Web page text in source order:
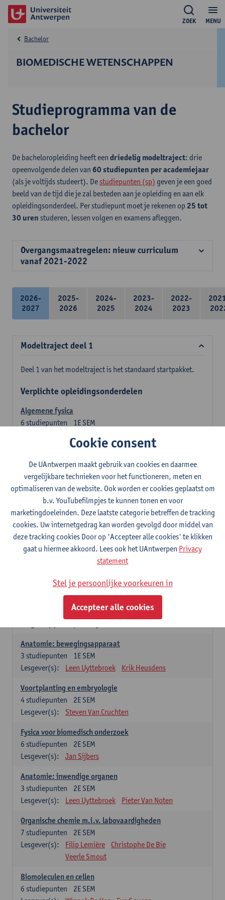
MENU
ZOEK
BIOMEDISCHE WETENSCHAPPEN
Bachelor
Studieprogramma van de
bachelor
De bacheloropleiding heeft een driedelig modeltraject: drie
opeenvolgende delen van 60 studiepunten per academiejaar
(als je voltijds studeert). De studiepunten (sp) geven je een goed
beeld van de tijd die je zal besteden aan je opleiding en aan elk
opleidingsonderdeel. Per studiepunt moet je rekenen op 25 tot
30 uren studeren, lessen volgen en examens afleggen.
Overgangsmaatregelen: nieuw curriculum
vanaf 2021-2022
2026-
2027
2025-
2026
2024-
2025
2023-
2024
2022-
2023
Modeltraject deel 1
Deel 1 van het modeltraject is het standaard startpakket.
Verplichte opleidingsonderdelen
Algemene fysica
1E SEM
6 studiepunten
1E SEM
studiepunten
Lesgever(s):
Jan Sijbers
Algemene chemie m.i.v. labovaardigheden
1E SEM
7studiepunten
Lesgever(s):
Frank Blockhuys Christophe De Bie
Studium generale in de biomedische wetenschappen deel
1: onderzoek in de levenswetenschappen
Lesgever(s):
Anja Verhulst Sebastiaan De Schepper
1E SEM
Anatomie: bewegingsapparaat
1E SEM
3 studiepunten
Lesgever(s):
Leen Uyttebroek Krik Heusdens
Voortplanting en embryologie
2E SEM
4studiepunten
Lesgever(s):
Steven Van Cruchten
Fysica voor biomedisch onderzoek
2E SEM
6 studiepunten
Lesgever(s):
Jan Sijbers
Anatomie: inwendige organen
2E SEM
3 studiepunten
Lesgever(s):
Leen Uyttebroek Pieter Van Noten
Organische chemie m.i.v. labovaardigheden
2E SEM
7 studiepunten
Lesgever(s):
Filip Lemière
Christophe De Bie
Veerle Smout
Biomoleculen en cellen
2E SEM
6 studiepunten
Cookie consent
De UAntwerpen maakt gebruik van cookies en daarmee
vergelijkbare technieken voor het functioneren, meten en
optimaliseren van de website. Ook worden er cookies geplaatst om
b.v. YouTubefilmpjes te kunnen tonen en voor
marketingdoeleinden. Deze laatste categorie betreffen de tracking
cookies. Uw internetgedrag kan worden gevolgd door middel van
deze tracking cookies Door op 'Accepteer alle cookies' te klikken
gaat u hiermee akkoord. Lees ook het UAntwerpen Privacy
statement
Stel je persoonlijke voorkeuren in
Accepteer alle cookies